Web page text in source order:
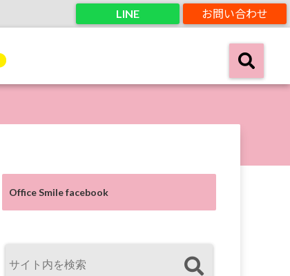
お問い合わせ
LINE
Office Smile facebook